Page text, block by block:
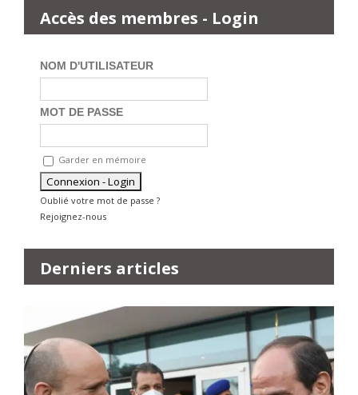
Accès des membres - Login
NOM D'UTILISATEUR
MOT DE PASSE
Garder en mémoire
Oublié votre mot de passe ?
Rejoignez-nous
Derniers articles